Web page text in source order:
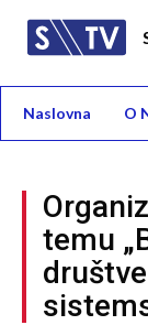
Naslovna O
temu